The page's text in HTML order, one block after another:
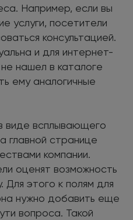
Например, если вы
услуги, посетители
консультацией.
и для интернет-
нашел в каталоге
ему аналогичные
виде всплывающего
главной странице
компании.
оценят возможность
этого к полям для
нужно добавить еще
вопроса. Такой